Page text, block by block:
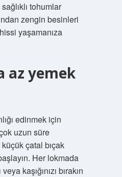
tohumlar
zengin besinleri
yaşamanıza
az yemek
edinmek için
uzun süre
çatal bıçak
Her lokmada
veya kaşığınızı bırakın